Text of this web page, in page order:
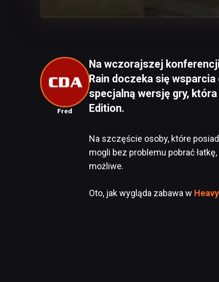
Fred
Na wczorajszej
Rain doczeka się
specjalną wersję gry,
Edition.
Na szczęście osoby, które
mogli bez problemu pobrać
możliwe.
Oto, jak wygląda zabawa w